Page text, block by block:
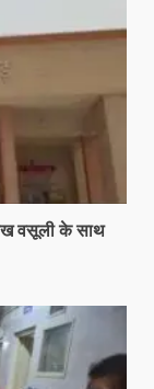
वसूली के साथ